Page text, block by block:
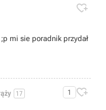

mi sie poradnik przydał
17 1 